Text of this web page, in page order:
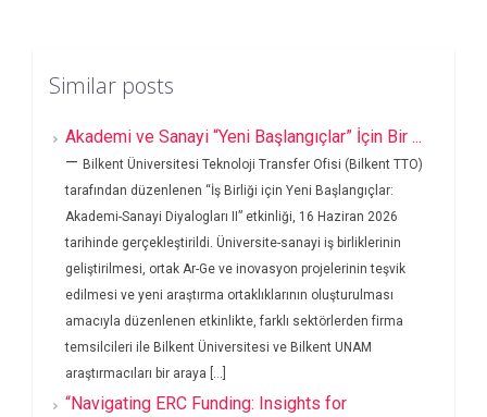
Similar posts
Akademi ve Sanayi “Yeni Başlangıçlar” İçin Bir ...
— Bilkent Üniversitesi Teknoloji Transfer Ofisi (Bilkent TTO)
tarafından düzenlenen “İş Birliği için Yeni Başlangıçlar:
Akademi-Sanayi Diyalogları II” etkinliği, 16 Haziran 2026
tarihinde gerçekleştirildi. Üniversite-sanayi iş birliklerinin
geliştirilmesi, ortak Ar-Ge ve inovasyon projelerinin teşvik
edilmesi ve yeni araştırma ortaklıklarının oluşturulması
amacıyla düzenlenen etkinlikte, farklı sektörlerden firma
temsilcileri ile Bilkent Üniversitesi ve Bilkent UNAM
araştırmacıları bir araya [...]
“Navigating ERC Funding: Insights for